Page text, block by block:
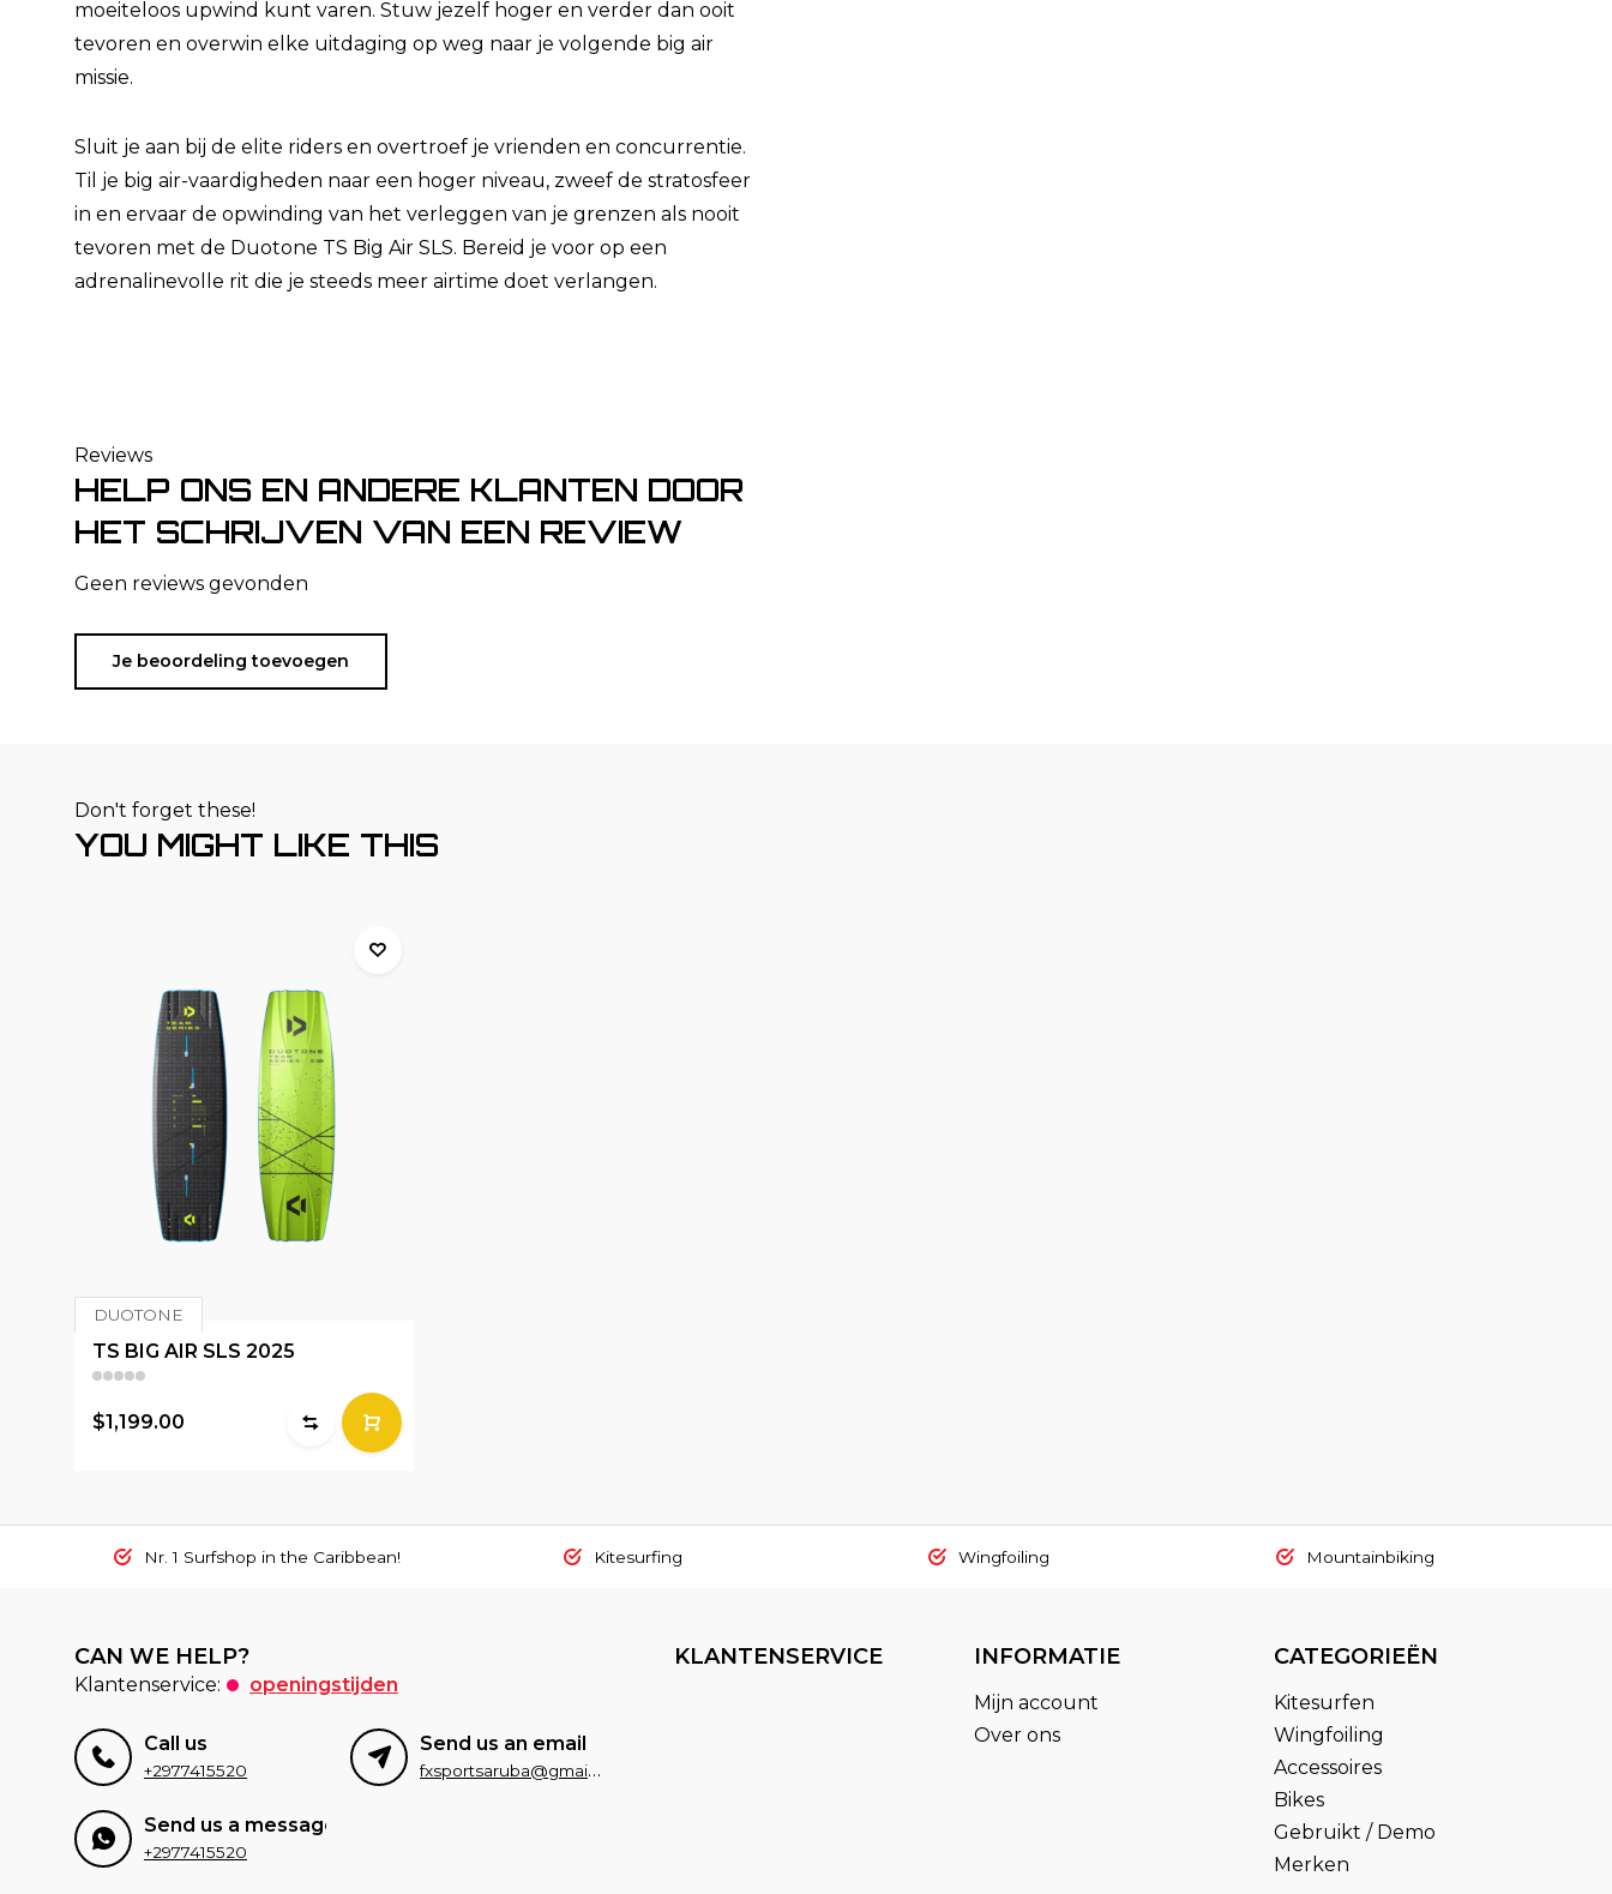
moeiteloos upwind kunt varen. Stuw jezelf hoger en verder dan ooit
tevoren en overwin elke uitdaging op weg naar je volgende big air
missie.
Sluit je aan bij de elite riders en overtroef je vrienden en concurrentie.
Til je big air-vaardigheden naar een hoger niveau, zweef de stratosfeer
in en ervaar de opwinding van het verleggen van je grenzen als nooit
tevoren met de Duotone TS Big Air SLS. Bereid je voor op een
adrenalinevolle rit die je steeds meer airtime doet verlangen.
Reviews
HELP ONS EN ANDERE KLANTEN DOOR
HET SCHRIJVEN VAN EEN REVIEW
Geen reviews gevonden
Je beoordeling toevoegen
Don't forget these!
YOU MIGHT LIKE THIS
DUOTONE
TS BIG AIR SLS 2025
$1,199.00
Nr. 1 Surfshop in the Caribbean! Kitesurfing Wingfoiling Mountainbiking
CAN WE HELP?
Klantenservice: openingstijden
Call us
+2977415520
Send us an email
fxsportsaruba@gmail.com
Send us a message
+2977415520
KLANTENSERVICE INFORMATIE
Mijn account
Over ons
CATEGORIEËN
Kitesurfen
Wingfoiling
Accessoires
Bikes
Gebruikt / Demo
Merken